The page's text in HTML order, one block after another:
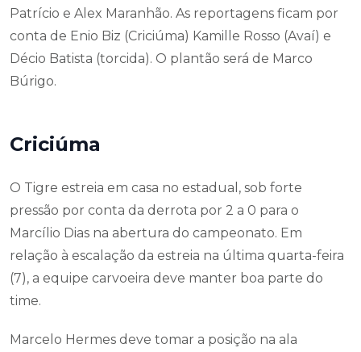
Patrício e Alex Maranhão. As reportagens ficam por
conta de Enio Biz (Criciúma) Kamille Rosso (Avaí) e
Décio Batista (torcida). O plantão será de Marco
Búrigo.
Criciúma
O Tigre estreia em casa no estadual, sob forte
pressão por conta da derrota por 2 a 0 para o
Marcílio Dias na abertura do campeonato. Em
relação à escalação da estreia na última quarta-feira
(7), a equipe carvoeira deve manter boa parte do
time.
Marcelo Hermes deve tomar a posição na ala